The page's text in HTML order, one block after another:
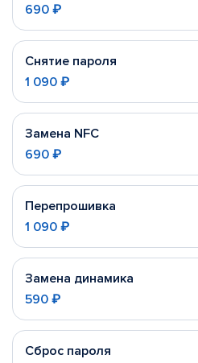
690 ₽
Снятие пароля
1 090 ₽
Замена NFC
690 ₽
Перепрошивка
1 090 ₽
Замена динамика
590 ₽
Сброс пароля